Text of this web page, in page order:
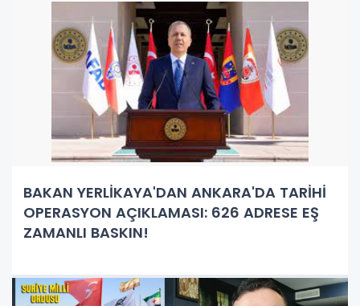
BAKAN YERLİKAYA'DAN ANKARA'DA TARİHİ
OPERASYON AÇIKLAMASI: 626 ADRESE EŞ
ZAMANLI BASKIN!